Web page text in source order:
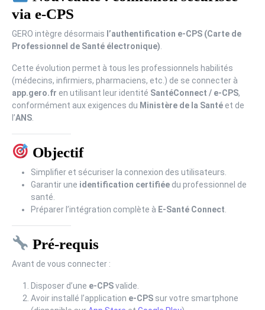
via e-CPS
GERO intègre désormais l’authentification e-CPS (Carte de
Professionnel de Santé électronique)
Cette évolution permet à tous les professionnels habilités
(médecins, infirmiers, pharmaciens, etc.) de se connecter à
app.gero.fr en utilisant leur identité SantéConnect / e-CPS,
conformément aux exigences du Ministère de la Santé et de
l’ANS
Objectif
Simplifier et sécuriser la connexion des utilisateurs.
Garantir une identification certifiée du professionnel de
santé.
Préparer l’intégration complète à E-Santé Connect
Pré-requis
Avant de vous connecter :
Disposer d’une e-CPSvalide.
Avoir installé l’application e-CPS sur votre smartphone